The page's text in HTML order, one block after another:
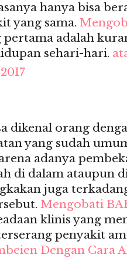
hanya bisa
yang sama.
pertama adalah
sehari-hari.
dikenal orang
yang sudah
adanya
di dalam ataupun
juga
Mengobati
klinis yang
penyakit
Dengan Cara